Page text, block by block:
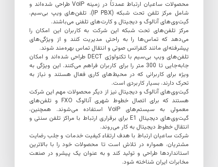
محصولات ساعیان ارتباط عمدتاً در زمینه VoIP طراحی شده‌اند و
شامل مرکز تلفن تحت شبکه (IP PBX)، تلفن‌های ویپ بی‌سیم،
گیت‌وی‌های آنالوگ و دیجیتال و کارت‌های تلفنی می‌باشند.
مرکز تلفن‌های تحت شبکه این شرکت به کاربران این امکان را
می‌دهد که تماس‌ها را به راحتی مدیریت کنند و از ویژگی‌های
پیشرفته‌ای مانند کنفرانس صوتی و انتقال تماس بهره‌مند شوند.
تلفن‌های ویپ بی‌سیم با تکنولوژی DECT طراحی شده‌اند و امکان
جابه‌جایی تا 300 متر را برای کاربران فراهم می‌کنند. این ویژگی به
ویژه برای کاربرانی که در محیط‌های کاری فعال هستند و نیاز به
تحرک دارند، بسیار کاربردی است.
گیت‌وی‌های آنالوگ و دیجیتال نیز از دیگر محصولات مهم این شرکت
هستند که برای اتصال خطوط شهری آنالوگ FXO و تلفن‌های
معمولی به سیستم‌های VoIP استفاده می‌شوند. همچنین،
گیت‌وی‌های دیجیتال E1 برای برقراری ارتباط با مراکز تلفن سنتی و
انتقال خطوط دیجیتال به کار می‌روند.
شرکت ساعیان ارتباط با هدف ارتقاء کیفیت خدمات و جلب رضایت
مشتریان، همواره در تلاش است تا محصولات خود را با بالاترین
استانداردها طراحی و تولید کند و به عنوان یک پیشرو در صنعت
مخابرات ایران شناخته شود.